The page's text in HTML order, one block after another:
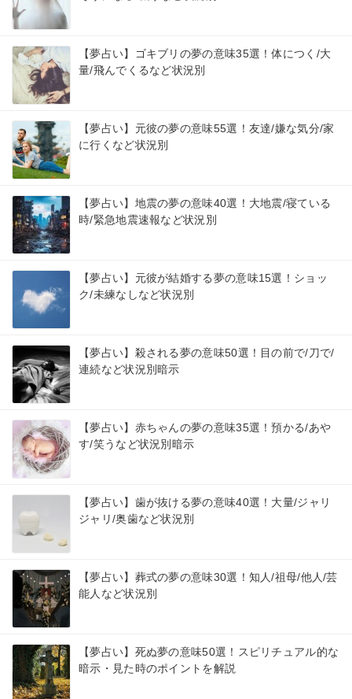
【夢占い】ゴキブリの夢の意味35選！体につく/大
量/飛んでくるなど状況別
【夢占い】元彼の夢の意味55選！友達/嫌な気分/家
に行くなど状況別
【夢占い】地震の夢の意味40選！大地震/寝ている
時/緊急地震速報など状況別
【夢占い】元彼が結婚する夢の意味15選！ショッ
ク/未練なしなど状況別
【夢占い】殺される夢の意味50選！目の前で/刀で/
連続など状況別暗示
【夢占い】赤ちゃんの夢の意味35選！預かる/あや
す/笑うなど状況別暗示
【夢占い】歯が抜ける夢の意味40選！大量/ジャリ
ジャリ/奥歯など状況別
【夢占い】葬式の夢の意味30選！知人/祖母/他人/芸
能人など状況別
【夢占い】死ぬ夢の意味50選！スピリチュアル的な
暗示・見た時のポイントを解説